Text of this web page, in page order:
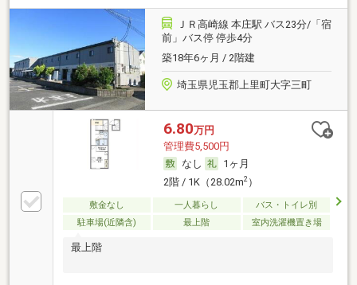
ＪＲ高崎線 本庄駅 バス23分/「宿
前」バス停 停歩4分
築18年6ヶ月 / 2階建
埼玉県児玉郡上里町大字三町
6.80万円
管理費5,500円
なし
1ヶ月
2階 / 1K（28.02m2）
敷金なし 一人暮らし
バス・トイレ別
駐車場(近隣含)
最上階 室内洗濯機置き場
最上階